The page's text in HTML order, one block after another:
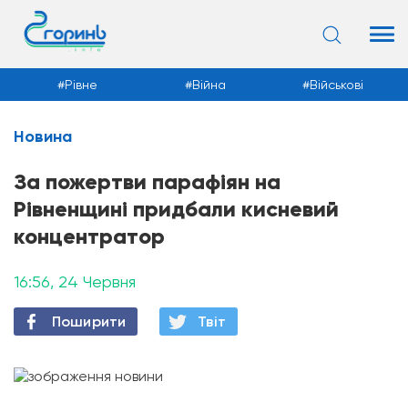
Новини
Рівне Війна Військові
Новина
За пожертви парафіян на
Рівненщині придбали кисневий
концентратор
16:56, 24 Червня
Поширити Твiт